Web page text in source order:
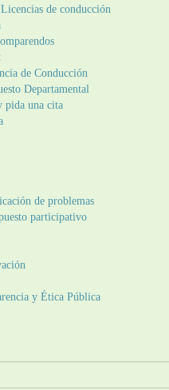
de conducción
de Conducción
Departamental
pida una cita
de problemas
participativo​
y Ética Pública